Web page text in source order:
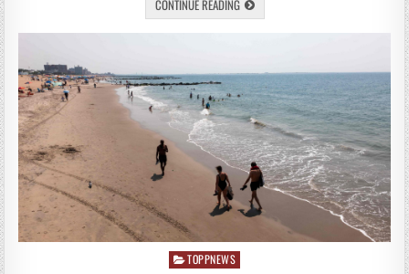
CONTINUE READING
Posted
TOPPNEWS